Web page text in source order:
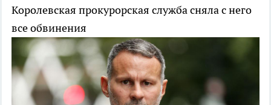
Королевская прокурорская служба сняла с него
все обвинения